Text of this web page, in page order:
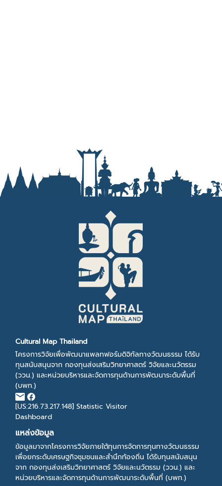
Cultural Map Thailand
โครงการวิจัยเพื่อพัฒนาแพลทฟอร์มดิจิทัลทางวัฒนธรรม ได้รับ
ทุนสนับสนุนจาก กองทุนส่งเสริมวิทยาศาสตร์ วิจัยและนวัตรรม
(ววน.) และหน่วยบริหารและจัดการทุนด้านการพัฒนาระดับพื้นที่
(บพท.)
[US:216.73.217.148] Statistic Visitor
Dashboard
แหล่งข้อมูล
ข้อมูลมาจากโครงการวิจัยภายใต้ทุนการจัดการทุนทางวัฒนธรรม
เพื่อยกระดับเศรษฐกิจชุมชนและสำนึกท้องถิ่น ได้รับทุนสนับสนุน
จาก กองทุนส่งเสริมวิทยาศาสตร์ วิจัยและนวัตรรม (ววน.) และ
หน่วยบริหารและจัดการทุนด้านการพัฒนาระดับพื้นที่ (บพท.)